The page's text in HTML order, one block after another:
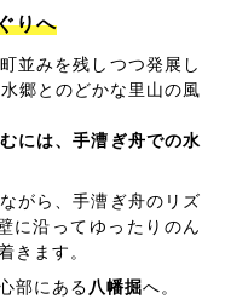
りへ
並みを残しつつ発展し
郷とのどかな里山の風
には、手漕ぎ舟での水
がら、手漕ぎ舟のリズ
に沿ってゆったりのん
きます。
部にある八幡掘へ。